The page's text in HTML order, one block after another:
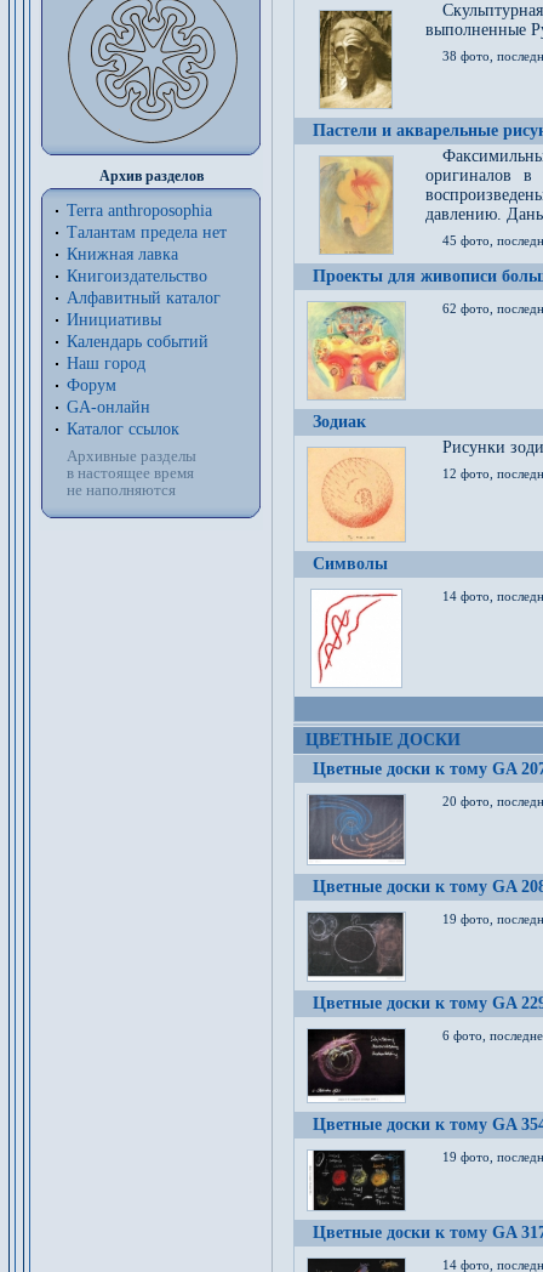
Архив разделов
Terra anthroposophia
Талантам предела нет
Книжная лавка
Книгоиздательство
Алфавитный каталог
Инициативы
Календарь событий
Наш город
Форум
GA-онлайн
Каталог ссылок
Архивные разделы
в настоящее время
не наполняются
выполненные
38 фото,
Пастели и акварельные
оригиналов
давлению.
45 фото,
Проекты для живописи
62 фото,
Зодиак
Рисунки
12 фото,
Символы
14 фото,
ЦВЕТНЫЕ ДОСКИ
Цветные доски к тому GA
20 фото,
Цветные доски к тому GA
19 фото,
Цветные доски к тому GA
6 фото,
Цветные доски к тому GA
19 фото,
Цветные доски к тому GA
14 фото,